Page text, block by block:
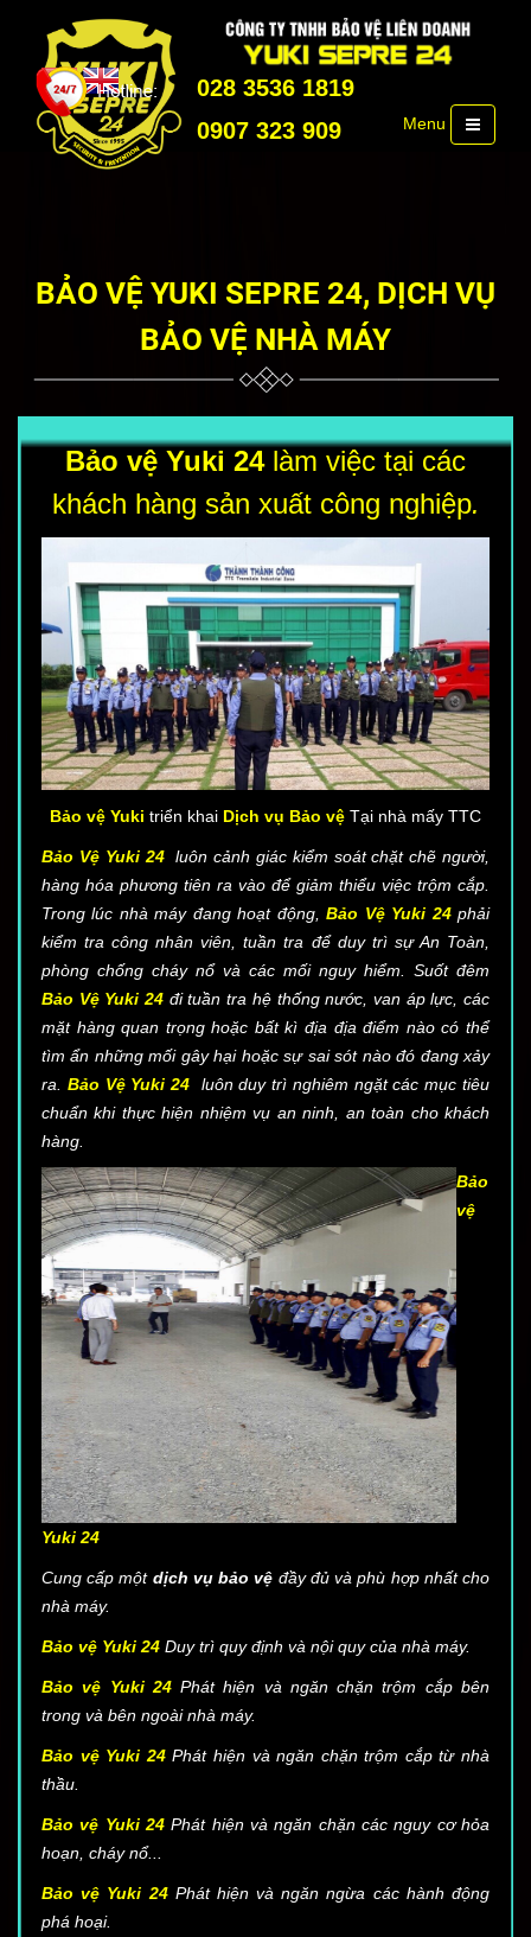
028 3536 1819
0907 323 909
Menu
BẢO VỆ YUKI SEPRE 24, DỊCH VỤ
BẢO VỆ NHÀ MÁY
Bảo vệ Yuki 24 làm việc tại các
khách hàng sản xuất công nghiệp.
Bảo vệ Yuki triển khai Dịch vụ Bảo vệ Tại nhà mấy TTC
Bảo Vệ Yuki 24 luôn cảnh giác kiểm soát chặt chẽ người,
hàng hóa phương tiên ra vào để giảm thiểu việc trộm cắp.
Trong lúc nhà máy đang hoạt động,Bảo Vệ Yuki 24 phải
kiểm tra công nhân viên, tuần tra để duy trì sự An Toàn,
phòng chống cháy nổ và các mối nguy hiểm. Suốt đêm
Bảo Vệ Yuki 24 đi tuần tra hệ thống nước, van áp lực, các
mặt hàng quan trọng hoặc bất kì địa địa điểm nào có thể
tìm ẩn những mối gây hại hoặc sự sai sót nào đó đang xảy
ra.
Bảo Vệ Yuki 24
luôn duy trì nghiêm ngặt các mục tiêu
chuẩn khi thực hiện nhiệm vụ an ninh, an toàn cho khách
hàng.
Bảo
vệ
Yuki 24
Cung cấp một dịch vụ bảo vệ đầy đủ và phù hợp nhất cho
nhà máy.
Bảo vệ Yuki 24 Duy trì quy định và nội quy của nhà máy.
Bảo vệ Yuki 24Phát hiện và ngăn chặn trộm cắp bên
trong và bên ngoài nhà máy.
Bảo vệ Yuki 24Phát hiện và ngăn chặn trộm cắp từ nhà
thầu.
Bảo vệ Yuki 24Phát hiện và ngăn chặn các nguy cơ hỏa
hoạn, cháy nổ...
Bảo vệ Yuki 24 Phát hiện và ngăn ngừa các hành động
phá hoại.